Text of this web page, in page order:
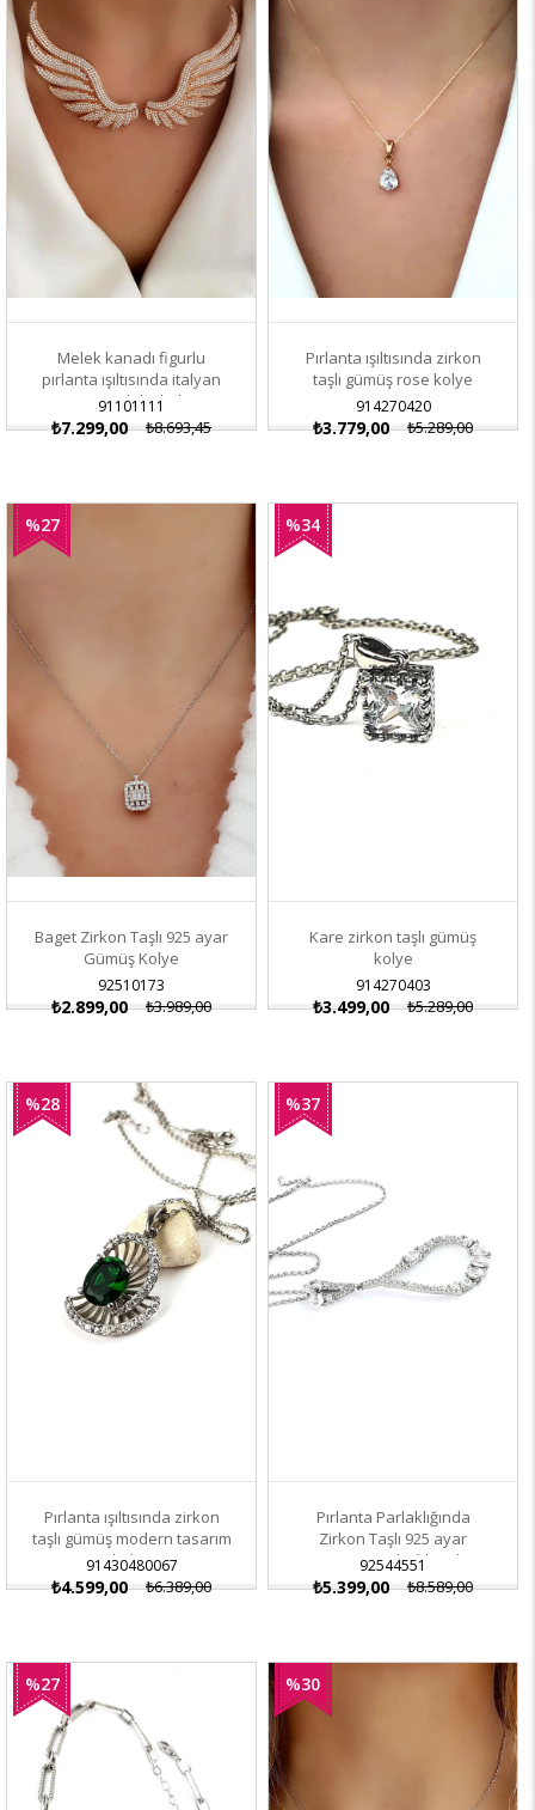
Melek kanadı figurlu
pırlanta ışıltısında italyan
tasarimi luks kolye
91101111
₺7.299,00 ₺8.693,45
Pırlanta ışıltısında zirkon
taşlı gümüş rose kolye
914270420
₺3.779,00 ₺5.289,00
Baget Zirkon Taşlı 925 ayar
Gümüş Kolye
92510173
₺2.899,00 ₺3.989,00
%27
Kare zirkon taşlı gümüş
kolye
914270403
₺3.499,00 ₺5.289,00
%34
Pırlanta ışıltısında zirkon
taşlı gümüş modern tasarım
kolye
91430480067
₺4.599,00 ₺6.389,00
%28
Pırlanta Parlaklığında
Zirkon Taşlı 925 ayar
Gümüş Damla Şık Kolye
92544551
₺5.399,00 ₺8.589,00
%37
%27
İndirim
%30